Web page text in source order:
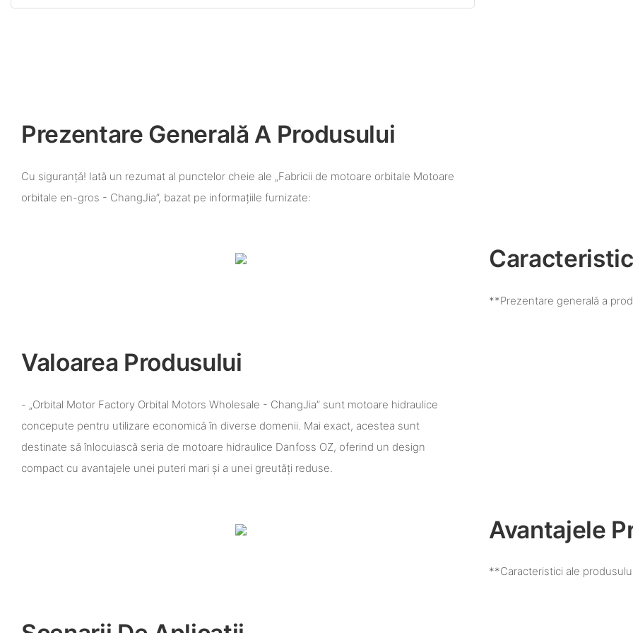
Prezentare Generală A Produsului
Cu siguranță! Iată un rezumat al punctelor cheie ale „Fabricii de motoare orbitale​ Motoare
orbitale en-gros - ChangJia”, bazat pe informațiile furnizate:
**Prezentare generală a
Valoarea Produsului
- „Orbital Motor Factory Orbital Motors Wholesale - ChangJia” sunt motoare hidraulice
concepute pentru utilizare economică în diverse domenii. Mai exact, acestea sunt
destinate să înlocuiască seria de motoare hidraulice Danfoss OZ, oferind un design
compact cu avantajele unei puteri mari și a unei greutăți reduse.
Avantajele
**Caracteristici ale